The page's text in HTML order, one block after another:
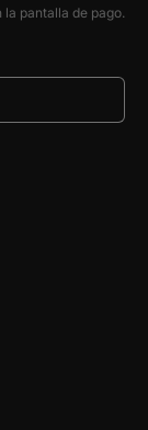
la pantalla de pago.